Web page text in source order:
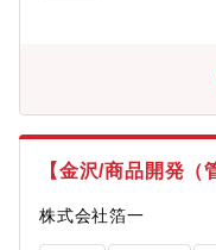
度の高いブランドを扱う
を身につけることができ
業課3名体制（リーダー
る部署です。既存顧客と
め、チームで協力しなが
ありません。【会社概要
の販売会社として、広
配、店頭販売、化粧品販
た事業活動を通じて、「
【金沢/商品開発
株式会社箔一